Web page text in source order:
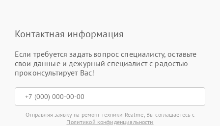
Контактная информация
Если требуется задать вопрос специалисту, оставьте
свои данные и дежурный специалист с радостью
проконсультирует Вас!
Отправляя заявку на ремонт техники Realme, Вы соглашаетесь с
Политикой конфиденциальности